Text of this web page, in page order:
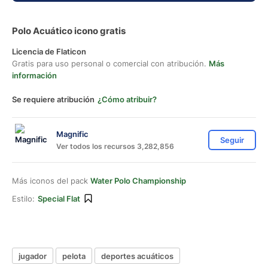
Polo Acuático icono gratis
Licencia de Flaticon
Gratis para uso personal o comercial con atribución. Más
información
Se requiere atribución ¿Cómo atribuir?
Magnific
Ver todos los recursos 3,282,856
Seguir
Más iconos del pack Water Polo Championship
Estilo: Special Flat
jugador pelota
deportes acuáticos